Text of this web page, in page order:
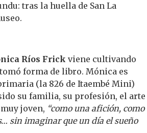
tras la huella de San La
Ríos Frick viene cultivando
forma de libro. Mónica es
(la 826 de Itaembé Mini)
su familia, su profesión, el arte
joven, “como una afición, como
sin imaginar que un día el sueño